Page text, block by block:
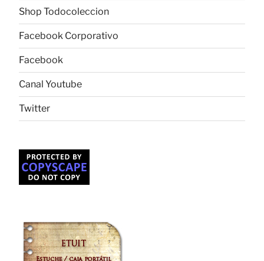
Shop Todocoleccion
Facebook Corporativo
Facebook
Canal Youtube
Twitter